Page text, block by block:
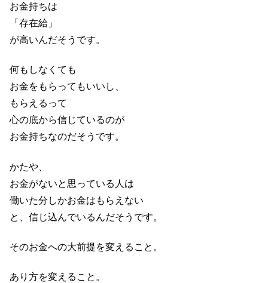
お金持ちは
「存在給」
が高いんだそうです。
何もしなくても
お金をもらってもいいし、
もらえるって
心の底から信じているのが
お金持ちなのだそうです。
かたや、
お金がないと思っている人は
働いた分しかお金はもらえない
と、信じ込んでいるんだそうです。
そのお金への大前提を変えること。
あり方を変えること。